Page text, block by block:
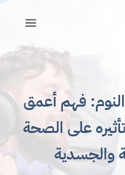
a
فهم أعمق
على الصحة
والجسدية